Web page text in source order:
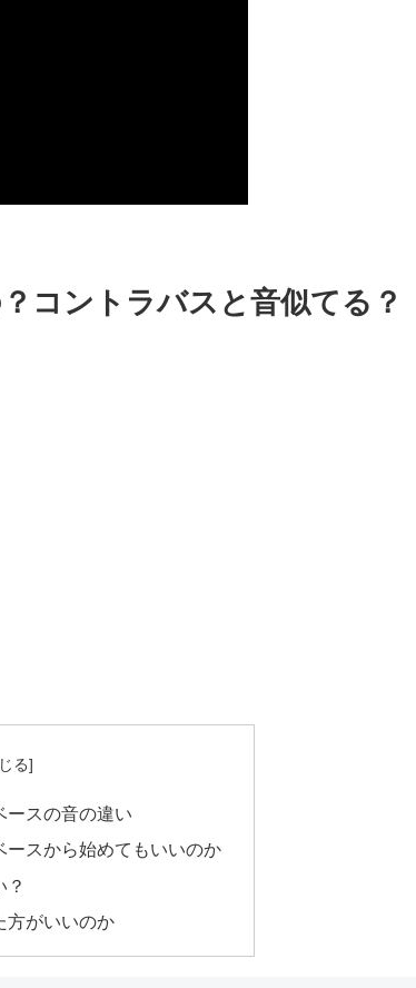
コントラバスと音似てる？
ースの音の違い
スから始めてもいいのか
？
方がいいのか